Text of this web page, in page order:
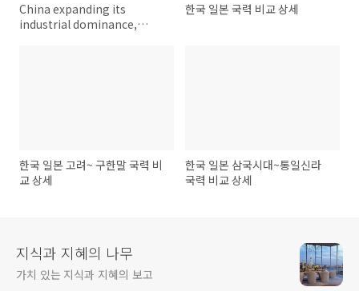
China expanding its
industrial dominance,
한국 일본 국력 비교 상세
한국 일본 고려~ 구한말 국력 비
교 상세
한국 일본 삼국시대~통일신라
국력 비교 상세
지식과 지혜의 나무
가치 있는 지식과 지혜의 보고